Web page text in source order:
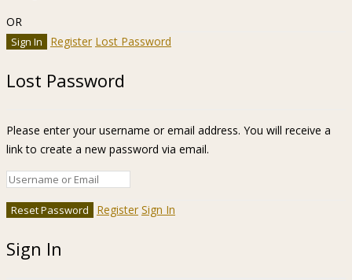
OR
Register Lost Password
Lost Password
Please enter your username or email address. You will receive a
link to create a new password via email.
Register Sign In
Sign In